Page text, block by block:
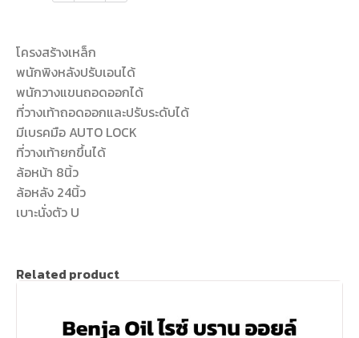
โครงสร้างเหล็ก
พนักพิงหลังปรับเอนได้
พนักวางแขนถอดออกได้
ที่วางเท้าถอดออกและปรับระดับได้
มีเบรคมือ AUTO LOCK
ที่วางเท้ายกขึ้นได้
ล้อหน้า 8นิ้ว
ล้อหลัง 24นิ้ว
เบาะนั่งตัว U
Related product